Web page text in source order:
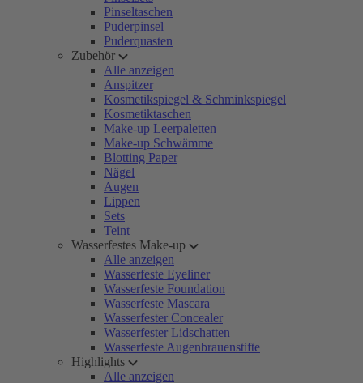
Pinseltaschen
Puderpinsel
Puderquasten
Zubehör
Alle anzeigen
Anspitzer
Kosmetikspiegel & Schminkspiegel
Kosmetiktaschen
Make-up Leerpaletten
Make-up Schwämme
Blotting Paper
Nägel
Augen
Lippen
Sets
Teint
Wasserfestes Make-up
Alle anzeigen
Wasserfeste Eyeliner
Wasserfeste Foundation
Wasserfeste Mascara
Wasserfester Concealer
Wasserfester Lidschatten
Wasserfeste Augenbrauenstifte
Highlights
Alle anzeigen